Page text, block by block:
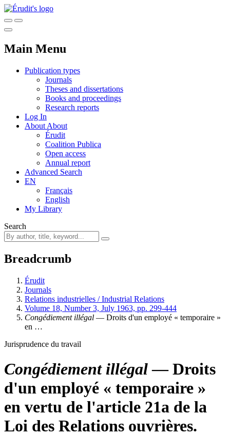
Main Menu
Publication types
Journals
Theses and dissertations
Books and proceedings
Research reports
Log In
About About
Érudit
Coalition Publica
Open access
Annual report
Advanced Search
EN
Français
English
My Library
Search
Breadcrumb
Érudit
Journals
Relations industrielles / Industrial Relations
Volume 18, Number 3, July 1963, pp. 299-444
Congédiement illégal — Droits d'un employé « temporaire »
en …
Jurisprudence du travail
Congédiement illégal— Droits
d'un employé « temporaire »
en vertu de l'article 21a de la
Loi des Relations ouvrières.